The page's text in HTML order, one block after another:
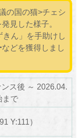
の国の猫>チェシ
見した様子。
ん」を手助けし
などを獲得しまし
ス後 ～ 2026.04.
まで
Y:111）